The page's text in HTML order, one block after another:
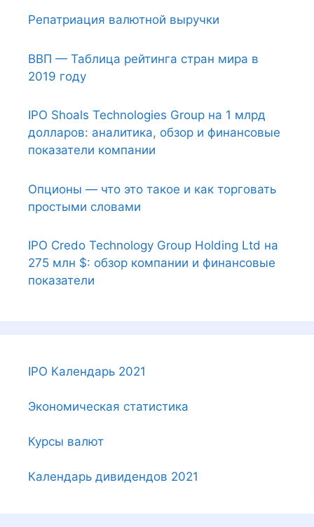
Репатриация валютной выручки
ВВП — Таблица рейтинга стран мира в
2019 году
IPO Shoals Technologies Group на 1 млрд
долларов: аналитика, обзор и финансовые
показатели компании
Опционы — что это такое и как торговать
простыми словами
IPO Credo Technology Group Holding Ltd на
275 млн $: обзор компании и финансовые
показатели
IPO Календарь 2021
Экономическая статистика
Курсы валют
Календарь дивидендов 2021